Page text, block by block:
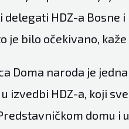
HDZ-a Bosne
je bilo očekivano, kaže
Doma naroda je
u izvedbi HDZ-a, koji
domu i